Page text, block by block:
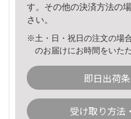
す。その他の決済方法の
さい。
※土・日・祝日の注文の場
のお届けにお時間をいた
即日出荷
受け取り方法